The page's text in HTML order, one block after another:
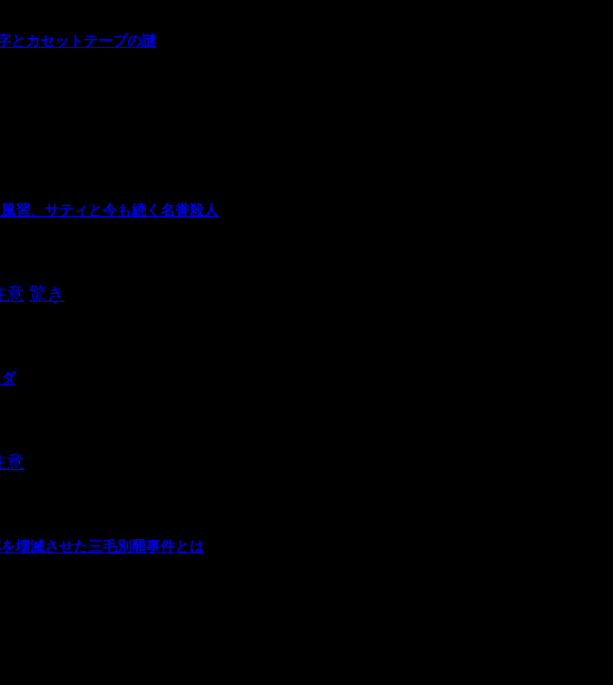
とカセットテープの謎
習、サティと今も続く名誉殺人
意 驚き
意
壊滅させた三毛別羆事件とは